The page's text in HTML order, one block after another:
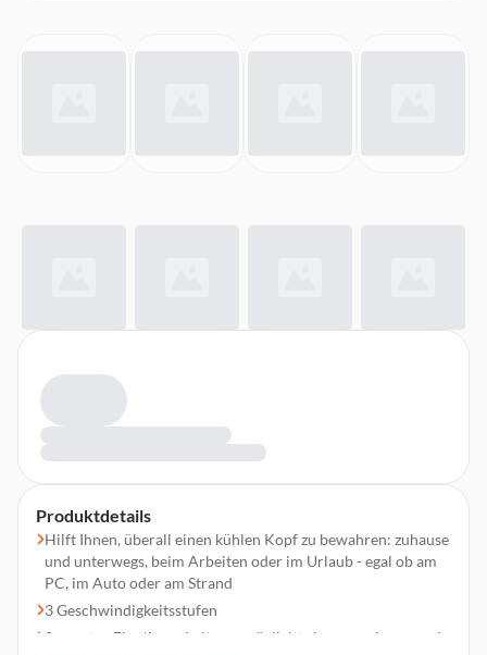
Produktdetails
Hilft Ihnen, überall einen kühlen Kopf zu bewahren: zuhause
und unterwegs, beim Arbeiten oder im Urlaub - egal ob am
PC, im Auto oder am Strand
3 Geschwindigkeitsstufen
Separater Ein-/Ausschalter ermöglicht eine energiesparende